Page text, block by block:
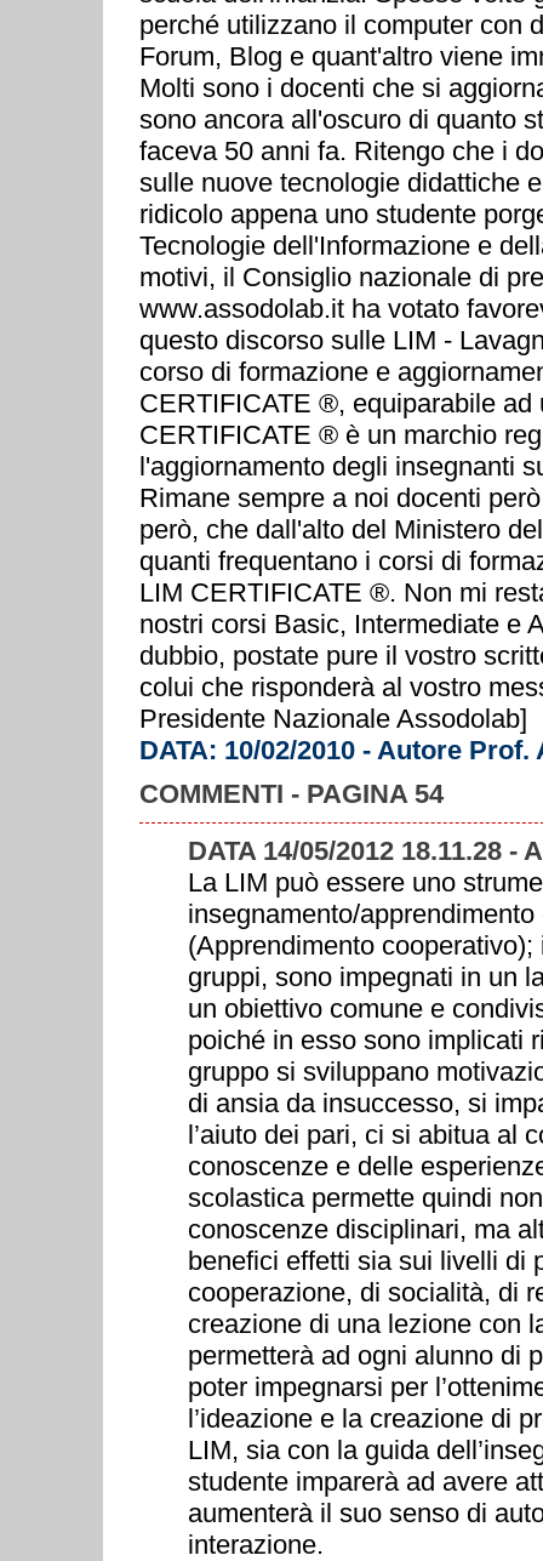
perché utilizzano il computer con
Forum, Blog e quant'altro viene
Molti sono i docenti che si
sono ancora all'oscuro di quanto
faceva 50 anni fa. Ritengo che i
sulle nuove tecnologie didattiche
ridicolo appena uno studente
Tecnologie dell'Informazione e
motivi, il Consiglio nazionale di
www.assodolab.it ha votato
questo discorso sulle LIM -
corso di formazione e
CERTIFICATE ®, equiparabile
CERTIFICATE ® è un marchio
l'aggiornamento degli insegnanti
Rimane sempre a noi docenti
però, che dall'alto del Ministero
quanti frequentano i corsi di
LIM CERTIFICATE ®. Non mi
nostri corsi Basic, Intermediate e
dubbio, postate pure il vostro
colui che risponderà al vostro
Presidente Nazionale Assodolab]
DATA: 10/02/2010 - Autore
COMMENTI - PAGINA 54
DATA 14/05/2012 18.11.28 -
La LIM può essere uno
insegnamento/
(Apprendimento
gruppi, sono impegnati in un
un obiettivo comune e
poiché in esso sono implicati
gruppo si sviluppano
di ansia da insuccesso, si
l’aiuto dei pari, ci si abitua al
conoscenze e delle
scolastica permette quindi
conoscenze disciplinari, ma
benefici effetti sia sui livelli di
cooperazione, di socialità, di
creazione di una lezione con
permetterà ad ogni alunno di
poter impegnarsi per
l’ideazione e la creazione di
LIM, sia con la guida
studente imparerà ad avere
aumenterà il suo senso di
interazione.